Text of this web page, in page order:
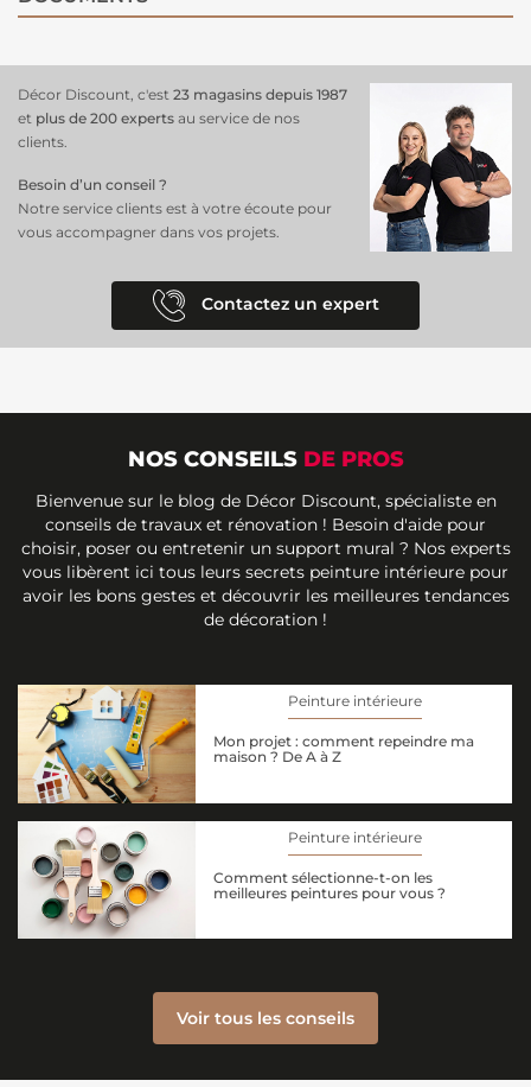
Décor Discount, c'est 23 magasins depuis 1987
et plus de 200 experts au service de nos
clients.
Besoin d’un conseil ?
Notre service clients est à votre écoute pour
vous accompagner dans vos projets.
Contactez un expert
NOS CONSEILS DE PROS
Bienvenue sur le blog de Décor Discount, spécialiste en
conseils de travaux et rénovation ! Besoin d'aide pour
choisir, poser ou entretenir un support mural ? Nos experts
vous libèrent ici tous leurs secrets peinture intérieure pour
avoir les bons gestes et découvrir les meilleures tendances
de décoration !
Peinture intérieure
Mon projet : comment repeindre ma
maison ? De A à Z
Peinture intérieure
Comment sélectionne-t-on les
meilleures peintures pour vous ?
Voir tous les conseils